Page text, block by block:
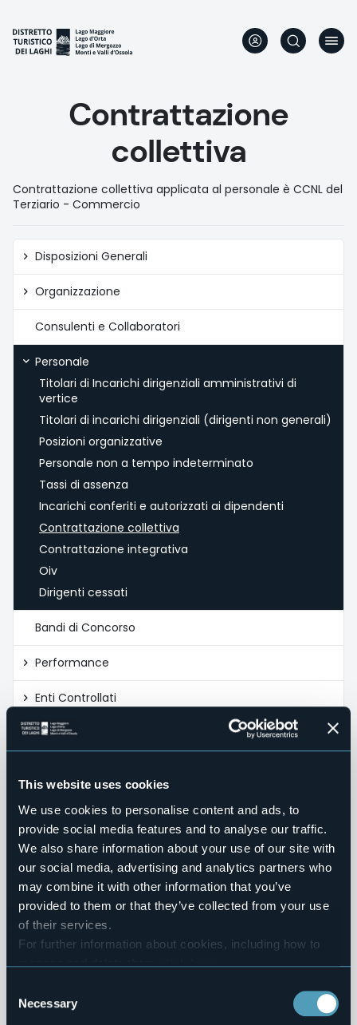
This website uses cookies
We use cookies to personalise content and ads, to
provide social media features and to analyse our traffic.
We also share information about your use of our site with
our social media, advertising and analytics partners who
may combine it with other information that you’ve
provided to them or that they’ve collected from your use
of their services.
For further information about cookies, including how to
manage and delete themclick here.
Selection
Necessary
main
content
Contrattazione
collettiva
Contrattazione collettiva applicata al personale è CCNL del
Terziario - Commercio
Amministrazione
trasparente
Disposizioni Generali
Organizzazione
Consulenti e Collaboratori
Personale
Titolari di Incarichi dirigenziali amministrativi di
vertice
Titolari di incarichi dirigenziali (dirigenti non generali)
Posizioni organizzative
Personale non a tempo indeterminato
Tassi di assenza
Incarichi conferiti e autorizzati ai dipendenti
Contrattazione collettiva
Contrattazione integrativa
Oiv
Dirigenti cessati
Bandi di Concorso
Performance
Enti Controllati
Attività e Procedimenti
Bandi di gara e contratti
Controlli sulle imprese
Sovvenzioni, Contributi, Sussidi, Vantaggi Economici
Bilanci
Beni Immobili e Gestione Patrimonio
Servizi Erogati